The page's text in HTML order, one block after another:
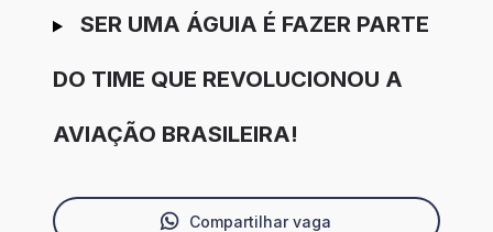
SER UMA ÁGUIA É FAZER PARTE
DO TIME QUE REVOLUCIONOU A
AVIAÇÃO BRASILEIRA!
Compartilhar vaga